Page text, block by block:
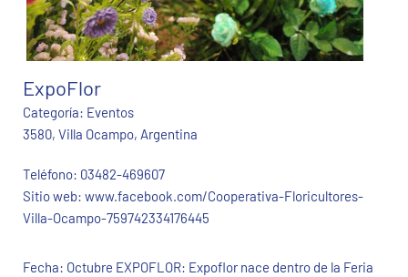
ExpoFlor
Categoría: Eventos
3580, Villa Ocampo, Argentina
Teléfono: 03482-469607
Sitio web: www.facebook.com/Cooperativa-Floricultores-
Villa-Ocampo-759742334176445
Fecha: Octubre EXPOFLOR: Expoflor nace dentro de la Feria